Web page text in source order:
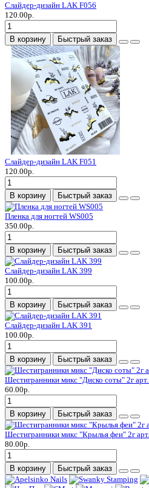
Слайдер-дизайн LAK F056
120.00р.
В корзину Быстрый заказ
Слайдер-дизайн LAK F051
120.00р.
В корзину Быстрый заказ
Пленка для ногтей WS005
350.00р.
В корзину Быстрый заказ
Слайдер-дизайн LAK 399
100.00р.
В корзину Быстрый заказ
Слайдер-дизайн LAK 391
100.00р.
В корзину Быстрый заказ
Шестигранники микс "Диско соты" 2г
60.00р.
В корзину Быстрый заказ
Шестигранники микс "Крылья феи" 2г
80.00р.
В корзину Быстрый заказ